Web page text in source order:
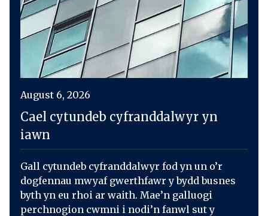
August 6, 2026
Cael cytundeb cyfranddalwyr yn
iawn
Gall cytundeb cyfranddalwyr fod yn un o’r
dogfennau mwyaf gwerthfawr y bydd busnes
byth yn eu rhoi ar waith. Mae’n galluogi
perchnogion cwmni i nodi’n fanwl sut y